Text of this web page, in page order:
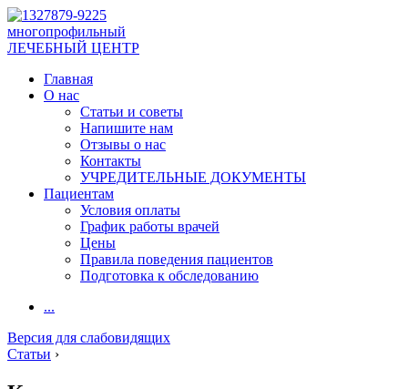
многопрофильный
ЛЕЧЕБНЫЙ ЦЕНТР
Главная
О нас
Статьи и советы
Напишите нам
Отзывы о нас
Контакты
УЧРЕДИТЕЛЬНЫЕ ДОКУМЕНТЫ
Пациентам
Условия оплаты
График работы врачей
Цены
Правила поведения пациентов
Подготовка к обследованию
...
Версия для слабовидящих
Статьи ›